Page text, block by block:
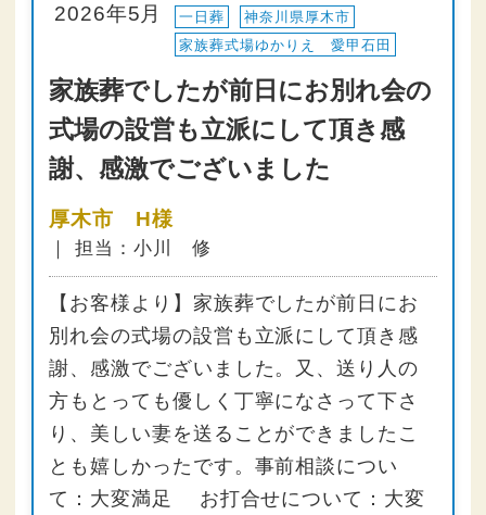
2026年5月 一日葬
神奈川県厚木市
家族葬式場ゆかりえ 愛甲石田
家族葬でしたが前日にお別れ会の
式場の設営も立派にして頂き感
謝、感激でございました
厚木市 H様
｜ 担当：小川 修
【お客様より】家族葬でしたが前日にお
別れ会の式場の設営も立派にして頂き感
謝、感激でございました。又、送り人の
方もとっても優しく丁寧になさって下さ
り、美しい妻を送ることができましたこ
とも嬉しかったです。事前相談につい
て：大変満足 お打合せについて：大変